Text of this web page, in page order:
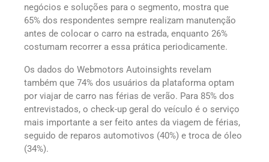
negócios e soluções para o segmento, mostra que
65% dos respondentes sempre realizam manutenção
antes de colocar o carro na estrada, enquanto 26%
costumam recorrer a essa prática periodicamente.
Os dados do Webmotors Autoinsights revelam
também que 74% dos usuários da plataforma optam
por viajar de carro nas férias de verão. Para 85% dos
entrevistados, o check-up geral do veículo é o serviço
mais importante a ser feito antes da viagem de férias,
seguido de reparos automotivos (40%) e troca de óleo
(34%).